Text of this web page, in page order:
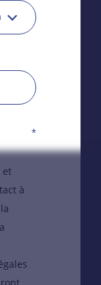
et
à
*